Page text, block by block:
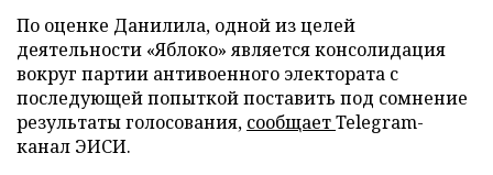
По оценке Данилила, одной из целей
деятельности «Яблоко» является консолидация
вокруг партии антивоенного электората с
последующей попыткой поставить под сомнение
результаты голосования, сообщаетTelegram-
канал ЭИСИ.